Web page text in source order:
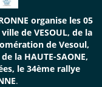
organise les 05
de VESOUL, de la
de Vesoul,
la HAUTE-SAONE,
le 34ème rallye
.